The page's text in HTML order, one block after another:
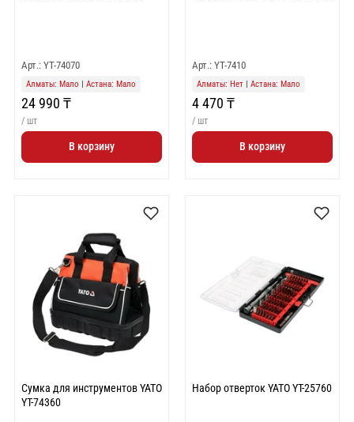
Арт.: YT-74070
Алматы: Мало | Астана: Мало
24 990 ₸
/ шт
В корзину
Арт.: YT-7410
Алматы: Нет| Астана: Мало
4 470 ₸
/ шт
В корзину
Сумка для инструментов YATO
YT-74360
Набор отверток YATO YT-25760